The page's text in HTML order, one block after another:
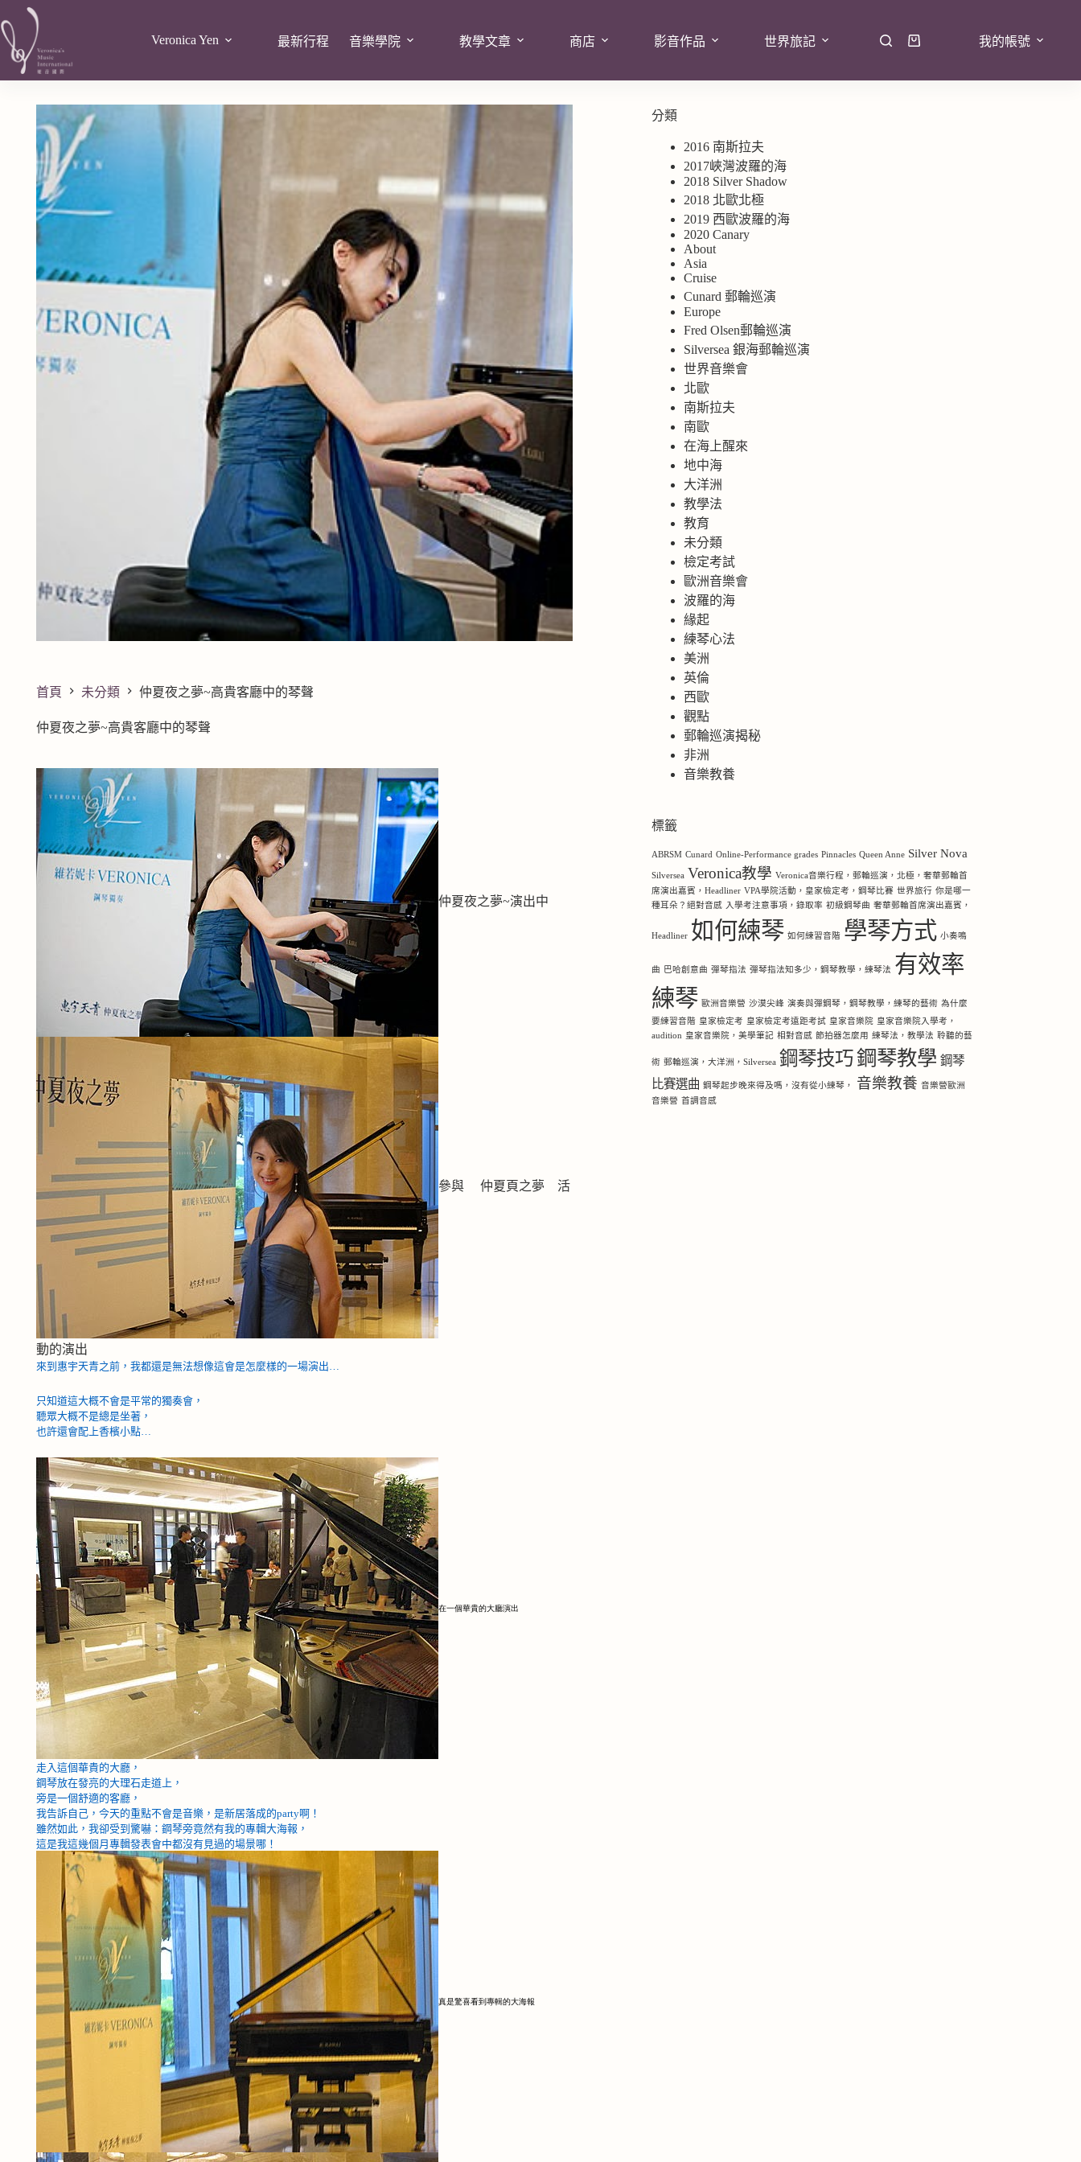
Veronica Yen 最新行程 音樂學院 教學文章 商店 影音作品 世界旅記 我的帳號
首頁 未分類 仲夏夜之夢~高貴客廳中的琴聲
仲夏夜之夢~高貴客廳中的琴聲
仲夏夜之夢~演出中
參與 仲夏頁之夢 活
動的演出
來到惠宇天青之前，我都還是無法想像這會是怎麼樣的一場演出…
只知道這大概不會是平常的獨奏會，
聽眾大概不是總是坐著，
也許還會配上香檳小點…
在一個華貴的大廳演出
走入這個華貴的大廳，
鋼琴放在發亮的大理石走道上，
旁是一個舒適的客廳，
我告訴自己，今天的重點不會是音樂，是新居落成的party啊！
雖然如此，我卻受到驚嚇：鋼琴旁竟然有我的專輯大海報，
這是我這幾個月專輯發表會中都沒有見過的場景哪！
真是驚喜看到專輯的大海報
分類
2016 南斯拉夫
2017峽灣波羅的海
2018 Silver Shadow
2018 北歐北極
2019 西歐波羅的海
2020 Canary
About
Asia
Cruise
Cunard 郵輪巡演
Europe
Fred Olsen郵輪巡演
Silversea 銀海郵輪巡演
世界音樂會
北歐
南斯拉夫
南歐
在海上醒來
地中海
大洋洲
教學法
教育
未分類
檢定考試
歐洲音樂會
波羅的海
緣起
練琴心法
美洲
英倫
西歐
觀點
郵輪巡演揭秘
非洲
音樂教養
標籤
ABRSM Cunard Online-Performance grades Pinnacles Queen Anne Silver Nova
Silversea Veronica教學 Veronica音樂行程，郵輪巡演，北極，奢華郵輪首
席演出嘉賓，Headliner VPA學院活動，皇家檢定考，鋼琴比賽 世界旅行 你是哪一
種耳朵？絕對音感 入學考注意事項，錄取率 初級鋼琴曲 奢華郵輪首席演出嘉賓，
Headliner 如何練琴 如何練習音階 學琴方式 小奏鳴
曲 巴哈創意曲 彈琴指法 彈琴指法知多少，鋼琴教學，練琴法 有效率
練琴 歐洲音樂營 沙漠尖峰 演奏與彈鋼琴，鋼琴教學，練琴的藝術 為什麼
要練習音階 皇家檢定考 皇家檢定考遠距考試 皇家音樂院 皇家音樂院入學考，
audition 皇家音樂院，美學筆記 相對音感 節拍器怎麼用 練琴法，教學法 聆聽的藝
術 郵輪巡演，大洋洲，Silversea 鋼琴技巧鋼琴教學 鋼琴
比賽選曲 鋼琴起步晚來得及嗎，沒有從小練琴， 音樂教養 音樂營歐洲
音樂營 首調音感